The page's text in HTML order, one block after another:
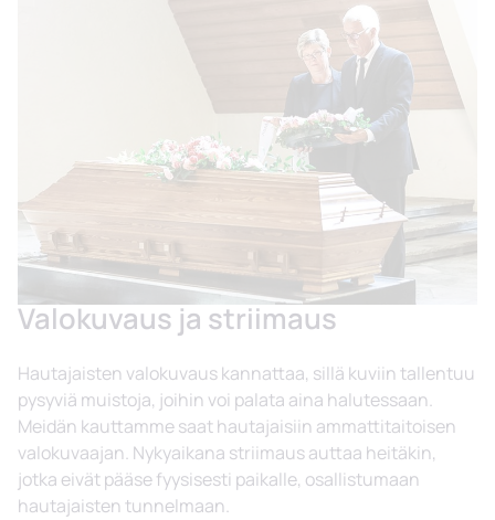
Valokuvaus ja striimaus
Hautajaisten valokuvaus kannattaa, sillä kuviin tallentuu
pysyviä muistoja, joihin voi palata aina halutessaan.
Meidän kauttamme saat hautajaisiin ammattitaitoisen
valokuvaajan. Nykyaikana striimaus auttaa heitäkin,
jotka eivät pääse fyysisesti paikalle, osallistumaan
hautajaisten tunnelmaan.